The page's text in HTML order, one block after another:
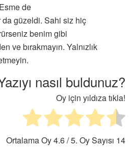
de
güzeldi. Sahi siz hiç
benim gibi
ve bırakmayın. Yalnızlık
nasıl buldunuz?
Oy için yıldıza tıkla!
Ortalama Oy4.6/ 5. Oy Sayısı 14